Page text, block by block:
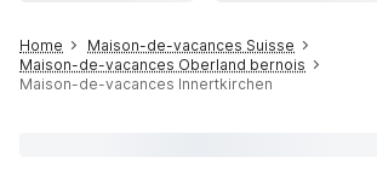
Home
Maison-de-vacances Suisse
Maison-de-vacances Oberland bernois
Maison-de-vacances Innertkirchen